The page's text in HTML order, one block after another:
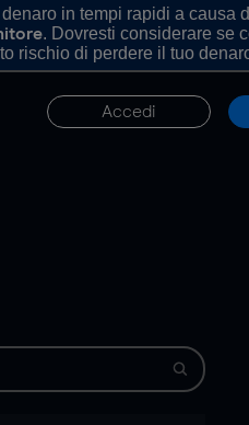
in tempi rapidi a causa
. Dovresti considerare se
rischio di perdere il tuo
Accedi